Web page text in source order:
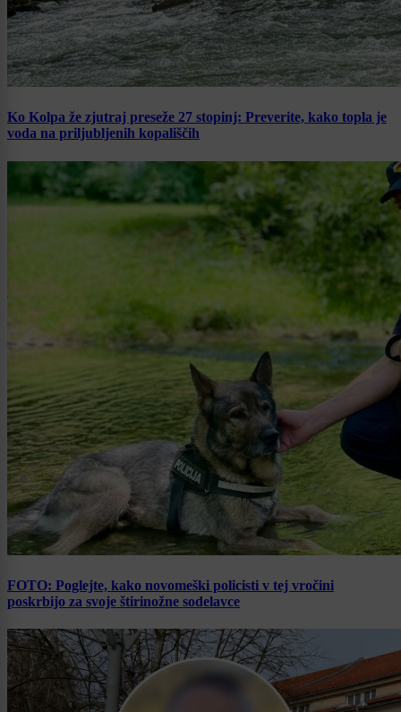
Ko Kolpa že zjutraj preseže 27 stopinj: Preverite, kako topla je
voda na priljubljenih kopališčih
FOTO: Poglejte, kako novomeški policisti v tej vročini
poskrbijo za svoje štirinožne sodelavce